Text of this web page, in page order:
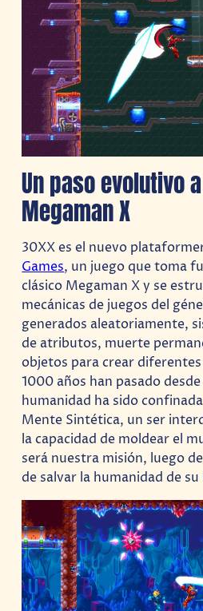
Un paso evolutivo
Megaman X
30XX es el nuevo
Games, un juego que toma
clásico Megaman X y se
mecánicas de juegos del
generados aleatoriamente,
de atributos, muerte
objetos para crear
1000 años han pasado
humanidad ha sido
Mente Sintética, un ser
la capacidad de moldear el
será nuestra misión, luego
de salvar la humanidad de